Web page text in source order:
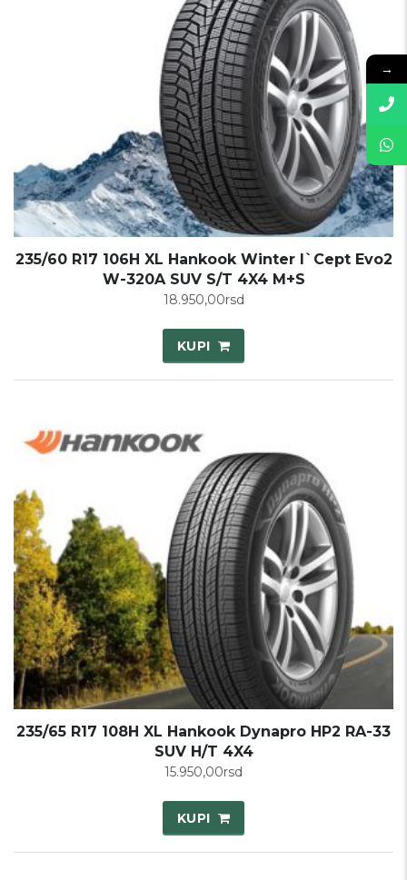
235/60 R17 106H XL Hankook Winter I`Cept Evo2
W-320A SUV S/T 4X4 M+S
18.950,00rsd
KUPI
235/65 R17 108H XL Hankook Dynapro HP2 RA-33
SUV H/T 4X4
15.950,00rsd
KUPI
→